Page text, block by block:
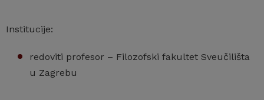
Institucije:
redoviti profesor – Filozofski fakultet Sveučilišta
u Zagrebu